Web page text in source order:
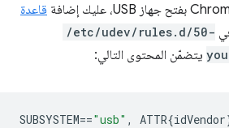
قاعدة
/etc/udev/rules.d/50-
يتضمّن المحتوى التالي:
SUBSYSTEM=="usb" ,